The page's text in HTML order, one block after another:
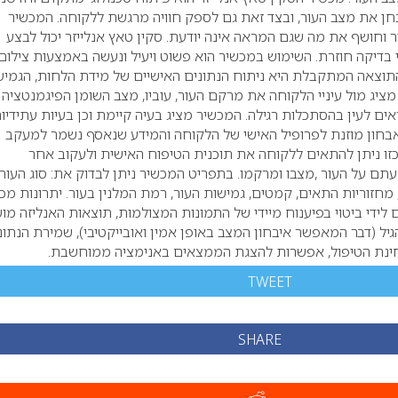
את מצב העור, ובצד זאת גם לספק חוויה מרגשת ללקוחה. המכשיר
וחושף את מה שגם המראה אינה יודעת. סקין טאץ אנלייזר יכול לבצע
חוזרת. השימוש במכשיר הוא פשוט ויעיל ונעשה באמצעות
המתקבלת היא ניתוח הנתונים האישיים של מידת הלחות,
מציג מול עיניי הלקוחה את מרקם העור, עוביו, מצב השומן הפיגמנטציה
לעין בהסתכלות רגילה. המכשיר מציג בעיה קיימת וכן בעיות
מוזנת לפרופיל האישי של הלקוחה והמידע שנאסף נשמר למעקב
ניתן להתאים ללקוחה את תוכנית הטיפוח האישית ולעקוב אחר
על העור ,מצבו ומרקמו. בתפריט המכשיר ניתן לבדוק את: סוג
מחזוריות התאים, קמטים, גמישות העור, רמת המלנין בעור. יתרונות
לידי ביטוי בפיענוח מיידי של התמונות המצולמות, תוצאות האנליזה
(דבר המאפשר איבחון המצב באופן אמין ואובייקטיבי), שמירת
הטיפול, אפשרות להצגת הממצאים באנימציה ממוחשבת.
TWEET
SHARE